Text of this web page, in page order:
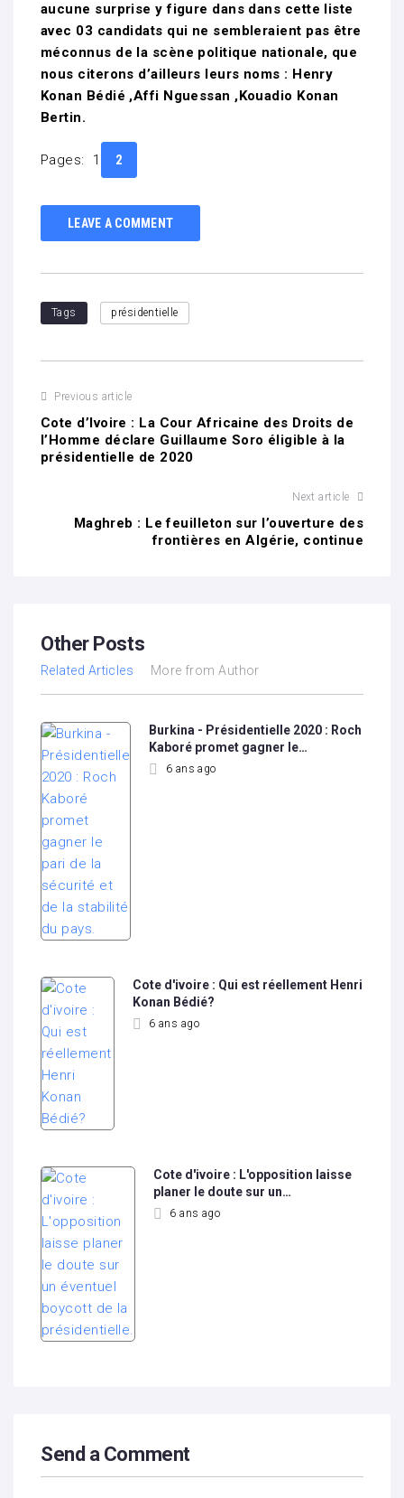
aucune surprise y figure dans dans cette liste
avec 03 candidats qui ne sembleraient pas être
méconnus de la scène politique nationale, que
nous citerons d’ailleurs leurs noms : Henry
Konan Bédié ,Affi Nguessan ,Kouadio Konan
Bertin.
Pages: 1 2
LEAVE A COMMENT
Tags présidentielle
Previous article
Cote d’Ivoire : La Cour Africaine des Droits de
l’Homme déclare Guillaume Soro éligible à la
présidentielle de 2020
Next article
Maghreb : Le feuilleton sur l’ouverture des
frontières en Algérie, continue
Other Posts
Related Articles More from Author
Burkina - Présidentielle 2020 : Roch
Kaboré promet gagner le…
6 ans ago
Cote d'ivoire : Qui est réellement Henri
Konan Bédié?
6 ans ago
Cote d'ivoire : L'opposition laisse
planer le doute sur un…
6 ans ago
Send a Comment